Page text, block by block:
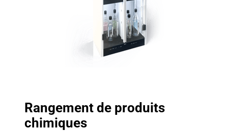
Rangement de produits
chimiques